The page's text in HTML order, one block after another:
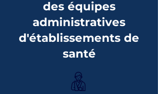
des équipes
administratives
d'établissements de
santé